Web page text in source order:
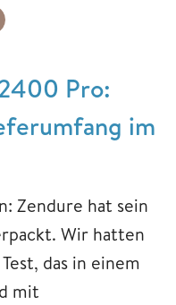
Pro:
im
Zendure hat sein
Wir hatten
das in einem
mit